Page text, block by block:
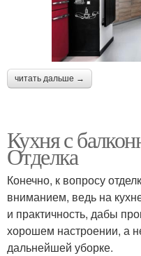
читать дальше →
Кухня с
Отделка
Конечно, к вопросу
вниманием, ведь на
и практичность, дабы
хорошем настроении, а
дальнейшей уборке.